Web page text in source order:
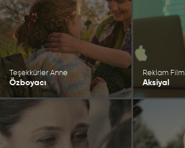
Teşekkürler Anne
Özboyacı
Reklam Filmi
Aksiyal